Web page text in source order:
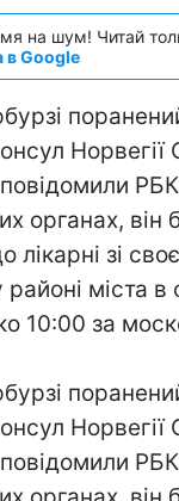
на шум! Читай
в Google
Норвегії
органах, він
лікарні зі
міста в
10:00 за
Норвегії